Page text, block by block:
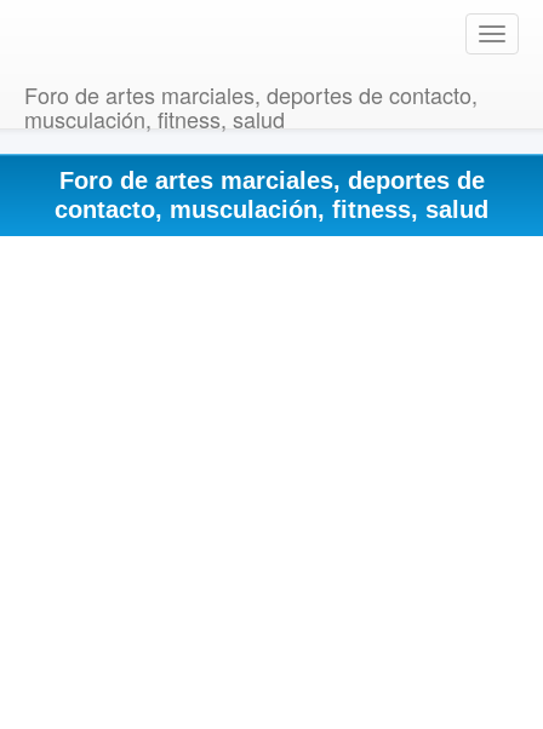
T
o
e
v
Foro de artes marciales, deportes de contacto,
musculación, fitness, salud
Foro de artes marciales, deportes de
contacto, musculación, fitness, salud